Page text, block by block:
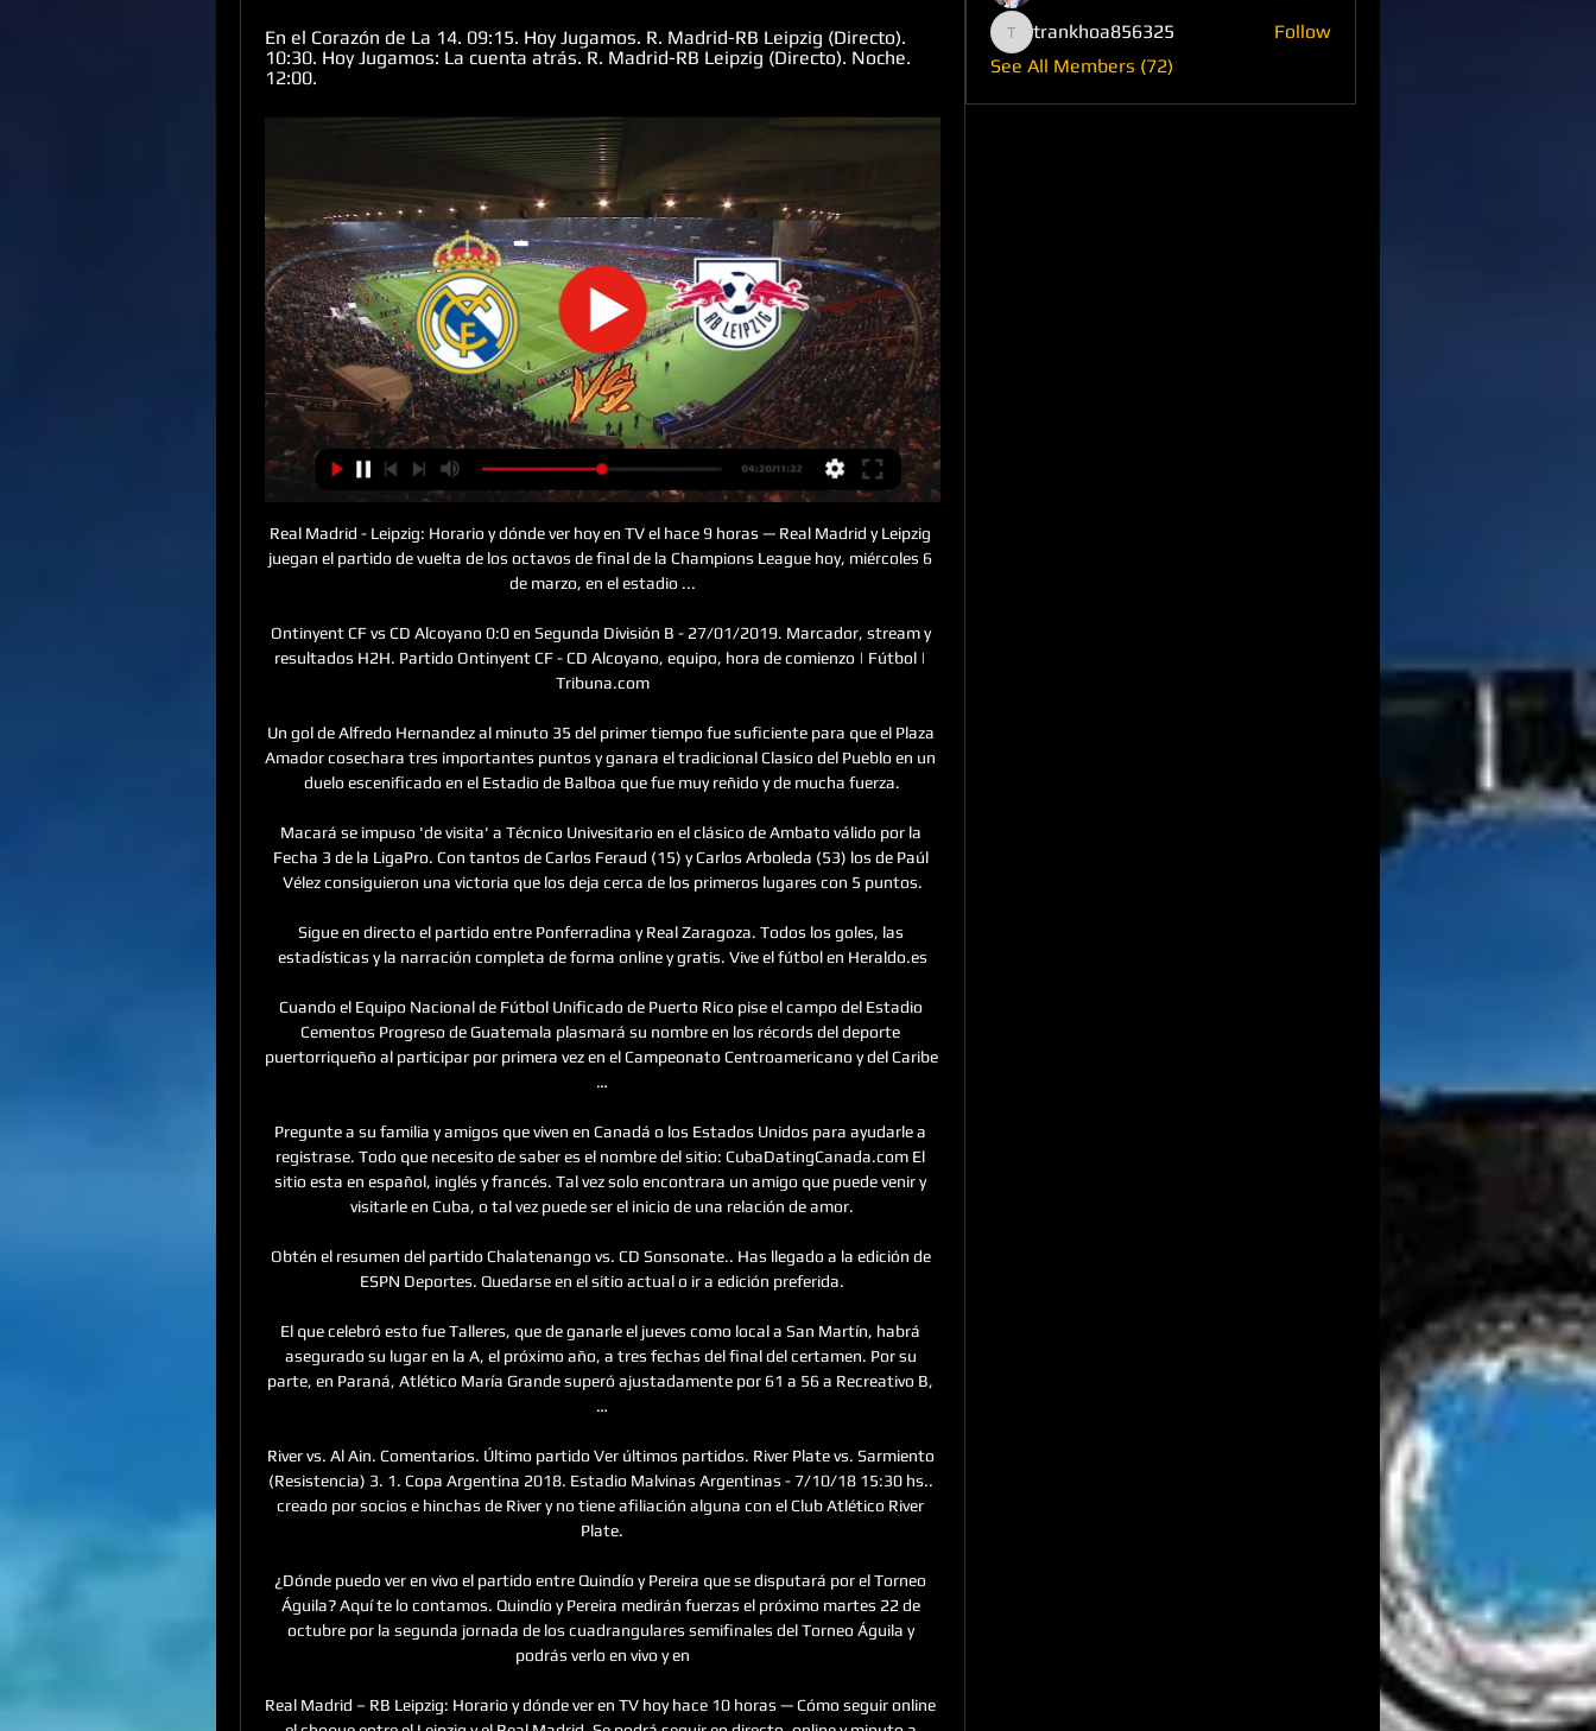
En el Corazón de La 14. 09:15. Hoy Jugamos. R. Madrid-RB Leipzig (Directo).
10:30. Hoy Jugamos: La cuenta atrás. R. Madrid-RB Leipzig (Directo). Noche.
12:00.
Real Madrid - Leipzig: Horario y dónde ver hoy en TV el hace 9 horas — Real Madrid y Leipzig juegan el partido de vuelta de los octavos de final de la Champions League hoy, miércoles 6 de marzo, en el estadio ...

Ontinyent CF vs CD Alcoyano 0:0 en Segunda División B - 27/01/2019. Marcador, stream y resultados H2H. Partido Ontinyent CF - CD Alcoyano, equipo, hora de comienzo | Fútbol | Tribuna.com

Un gol de Alfredo Hernandez al minuto 35 del primer tiempo fue suficiente para que el Plaza Amador cosechara tres importantes puntos y ganara el tradicional Clasico del Pueblo en un duelo escenificado en el Estadio de Balboa que fue muy reñido y de mucha fuerza.

Macará se impuso 'de visita' a Técnico Univesitario en el clásico de Ambato válido por la Fecha 3 de la LigaPro. Con tantos de Carlos Feraud (15) y Carlos Arboleda (53) los de Paúl Vélez consiguieron una victoria que los deja cerca de los primeros lugares con 5 puntos.

Sigue en directo el partido entre Ponferradina y Real Zaragoza. Todos los goles, las estadísticas y la narración completa de forma online y gratis. Vive el fútbol en Heraldo.es

Cuando el Equipo Nacional de Fútbol Unificado de Puerto Rico pise el campo del Estadio Cementos Progreso de Guatemala plasmará su nombre en los récords del deporte puertorriqueño al participar por primera vez en el Campeonato Centroamericano y del Caribe …

Pregunte a su familia y amigos que viven en Canadá o los Estados Unidos para ayudarle a registrase. Todo que necesito de saber es el nombre del sitio: CubaDatingCanada.com El sitio esta en español, inglés y francés. Tal vez solo encontrara un amigo que puede venir y visitarle en Cuba, o tal vez puede ser el inicio de una relación de amor.

Obtén el resumen del partido Chalatenango vs. CD Sonsonate.. Has llegado a la edición de ESPN Deportes. Quedarse en el sitio actual o ir a edición preferida.

El que celebró esto fue Talleres, que de ganarle el jueves como local a San Martín, habrá asegurado su lugar en la A, el próximo año, a tres fechas del final del certamen. Por su parte, en Paraná, Atlético María Grande superó ajustadamente por 61 a 56 a Recreativo B, …

River vs. Al Ain. Comentarios. Último partido Ver últimos partidos. River Plate vs. Sarmiento (Resistencia) 3. 1. Copa Argentina 2018. Estadio Malvinas Argentinas - 7/10/18 15:30 hs.. creado por socios e hinchas de River y no tiene afiliación alguna con el Club Atlético River Plate.

¿Dónde puedo ver en vivo el partido entre Quindío y Pereira que se disputará por el Torneo Águila? Aquí te lo contamos. Quindío y Pereira medirán fuerzas el próximo martes 22 de octubre por la segunda jornada de los cuadrangulares semifinales del Torneo Águila y podrás verlo en vivo y en

Real Madrid – RB Leipzig: Horario y dónde ver en TV hoy hace 10 horas — Cómo seguir online el choque entre el Leipzig y el Real Madrid. Se podrá seguir en directo, online y minuto a minuto en ESTADIO DEPORTIVO a ...

esa línea que inspira el espíritu de la presente ley, el cual añade a los principios recEsval S.A., empresa del grupo OTPP Ontario Teachers Pension Plan y una de las organizaciones líderes en la Industria, con una larga trayectoria y conocimiento del mundo del Agua busca incorporar a su equipo Ingeniero Civil, Comercial, Civil Industrial o Civil Químico con al menos 5 años de experiencia, de los cuales 3 años deben haber sido en desarrollo de nuevos negocios, para.

Descubre qué afecta los costos de tu envío en México. Esto incluye tarifas, servicios adicionales y recargos. Envíos Envío - Todas. accede a nuestras guías generales en línea para envío de carga en. Irlanda del Norte.

Apertura 2019 J4 - Atlético Chiriquí 2-1 Sporting SM Sporting SM firmo convenio con Saprissa y presenta maqueta de su estadio. Dorian López busca sacar de la crisis a el Sporting en la J10 Plaza Amador se prepara para enfrentar en casa al Sporting Costa del Este buscará volver a la victoria en Penonomé en la J10 Jornada 8: San Francisco 0.

A Mauricio Pinilla le sacaron una chilena en la línea. Audax Italiano venció por 2-0 a Coquimbo Unido en La Florida, en el segundo partido del sanmiguelino con la camiseta nortina. A los 90 minutos, Bryan Figueroa evitó el tanto de "Pinigol".

Real Madrid vs Leipzig en vivo en directo online hoy hace 5 horas — Real Madrid vs Leipzig en vivo en directo online hoy - Partido de vuelta de octavos de final Champions League 2024.

Transmisión en directo de Venezolana de Televisión (VTV) las 24 horas la puedes conseguir en Youtube como: Emisión en Directo VTV. Para ampliar esta información ingresa en nuestro portal web www.vtv.gob.ve. También puedes seguir nuestras cuentas Twitter e Instagram: @VTVcanal8, compartir y comentar nuestros contenidos en Facebook VTVtuCanal.

ll TREN desde OVIEDO a PUERTO REAL. Consulte los mejores horarios y billetes desde sólo 106€. ☝ Los trenes salen de Oviedo y llegan a Puerto Real. La compañía que te puede ayudar en tu viaje es: Renfe. Hay aproximadamente 2 frecuencias diarias. No pierdas esta oportunidad!

Obtén el resumen del partido Alianza FC vs. Municipal Limeño. Obtén el resumen del partido Alianza FC vs. Municipal Limeño. Ir a la navegación < > Menu ESPN. Resultados. Has llegado a la edición de ESPN Deportes. Quedarse en el sitio actual o ir a edición preferida.. Municipal Limeño MNL.

Real Madrid - Leipzig: horario, canal de televisión y dónde hace 15 horas — Dónde ver por televisión y online el Real Madrid - Leipzig directo por internet gracias a los comentarios de nuestros especialistas en ABC.es.

Once Caldas vs Deportivo Santaní: ¿a qué hora inicia el partido por la Copa Sudamericana 2019? El Once Caldas vs Deportivo Santaní, será uno de los cotejos que tendrá la Copa Sudamericana 2019, está programado para las 7:30 p.m. (hora peruana); además, podrás seguir el MINUTO A MINUTO de la TRANSMISIÓN a través de larepública.pe.

Con jonrón de Dustin Geiger, los Generales de Durango vencieron por pizarra de 6-4 a los Saraperos de Saltillo, en el inicio de la serie en la temporada 2018 de la Liga Mexicana de Béisbol (LMB).El... Con jonrón de Dustin Geiger, los Generales de Durango vencieron por pizarra de 6-4 a los

Ciudad de México a 14 de octubre (diablos.com.mx). – Los prospectos más avanzados de los Diablos Rojos, Guerreros de Oaxaca, Pericos de Puebla y Sultanes de Monterrey están confirmados para jugar en la Liga Invernal Mexicana 2019, que tendrá como sede la ciudad de Mazatlán, Sinaloa.

Venados FC arrancó con una victoria 2-1 el Apertura 2019 y lo hizo de visita ante Loros en partido de la fecha 1 que se disputó en el estadio Olímpico de la Universidad de Colima. Luis Sánchez (6’) y Gonzalo Camargo (43’) marcaron por los yucatecos y Víctor Mañón (81’) acercó por Loros.

Guadalupe 2 - 1 Grecia: Multimedios TV, Tigo Sports Costa Rica: En Vivo + 17:05: Limón 1 - 0 UCR: Repretel Canal 6: En Vivo + 22:00: Santos de Guápiles 1 - 1 Jicaral: Multimedios TV, Tigo Sports Costa Rica: Sábado, 2 Noviembre 2019: 21:30: San Carlos vs Alajuelense: Multimedios TV: 22:00: Herediano vs Santos de Guápiles: Multimedios TV.

Boca del Río, Veracruz.-El Club Deportivo Veracruz cayó la tarde de este domingo por marcador de dos goles por cero ante los Pumas de la UNAM, esto en partido correspondiente a la Jornada 5 del torneo Apertura 2019 de la Liga MX disputado en el Estadio Olímpico de Ciudad Universitaria.

Ver el infográfico sobre Puente Genil vs Xerez - Sporticos.com. Barcelona España. FC Arsenal Inglaterra. Manchester United Inglaterra. Chelsea FC Inglaterra. Ver todos los equipos . No se han encontrado resultados.. Ver todas las ligas . Puente Genil vs Xerez - en vivo y predicciones.

Barça Lassa - Real Madrid: el clásico de la Liga Endesa, en directo. El Barça Lassa da un gran golpe sorbe la mesa al conseguir una gran victoria sobre el Real Madrid por 86-69. Lea aquí la crónica del partido.

VivaColombia, nueva línea aérea de bajo costo de Colombia Publicado el 17 de octubre de 2011 por El Piloto en Actualidad , Viajes con 29 Comentarios VivaColombia será una nueva aerolínea de bajo coste de Colombia, ofreciendo pasajes a precios muy bajos …

[DIRECTO-TV] Real Madrid vs RB Leipzig En Vivo y hace 32 minutos — RB Leipzig en vivo RB Leipzig M | Groupe de monsite hace 16 minutos — Ver RB Leipzig - Real Madrid CF online en directo y en diferido con DAZN ...

Los Piratas de Campeche reciben a los Generales a partir de este martes, luego de ser barridos el fin de semana en Durango Maltrecha, haciendo agua hasta en el timón, regresa la nave filibustera a ver si la pueden “calafatear”, y será el derecho regiomontano Héctor Galván quien tendrá su primera salida de esta segunda […]

Seat Córdoba 4p. de segunda mano en Badajoz por 1.000€. 4227631. Itv pasada a fecha hoy, debido a la antigüedad pasa itv año por año y nunca ha tenido problemas. Corre

Iglesia de San Francisco. Alameda , Santiago. 00.00 horas. Parroquia San Francisco de Sales. Av. Santa María 5600, Vitacura. Santuario de Schoensttat. Campanario 213 Las Condes. Misa miércoles 25. Catedral Metropolitana. Plaza de Armas 444. 12.00 y 19.00 horas. Iglesia de San Francisco.

Real Madrid vs RB Leipzig en Televisión: Cuándo y dónde hace 1 día — Guía Internacional con los horarios y los canales de TV que retransmiten en directo y online el partido de vuelta de los octavos de final de la ...

El Kuopion Palloseura (o KuPS) es un equipo de fútbol de Finlandia que milita en la Primera División de Finlandia, la liga mayor de fútbol en el país. Historia. Fue fundado en 1923 en la ciudad de Kuopio, es el 4.º mejor equipo histórico de. SJK Seinäjoki: 8 MED:

Coleccion cipotes 7o 1. El Salvador El SalvadorEl Salvador 7 SOCIALES Y CÍVICA ESTUDIOS 2. 2 Queridos jóvenes: El libro de texto de Estudios Sociales y Cívica que tienen en sus manos ha sido hecho pensando en cada uno de ustedes, que son personas únicas e importantes.

Luego de evaluar las pruebas presentadas por Boca, el Tribunal de Disciplina no dio lugar al reclamo y decidió sancionar al equipo de Núñe
trankhoa856325
trankhoa856325
Follow
See All Members (72)